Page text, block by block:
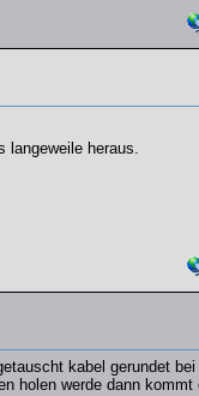
heraus.
kabel gerundet bei
holen werde dann kommt